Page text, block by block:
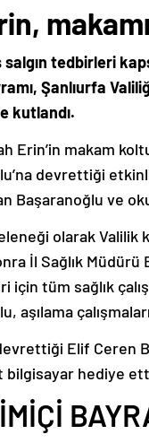
tedbirleri
Şanlıurfa
kutlandı.
Erin’in makam
devrettiği
Başaranoğlu ve
olarak
İl Sağlık Müdürü
için tüm sağlık
aşılama
Elif Ceren
bilgisayar hediye